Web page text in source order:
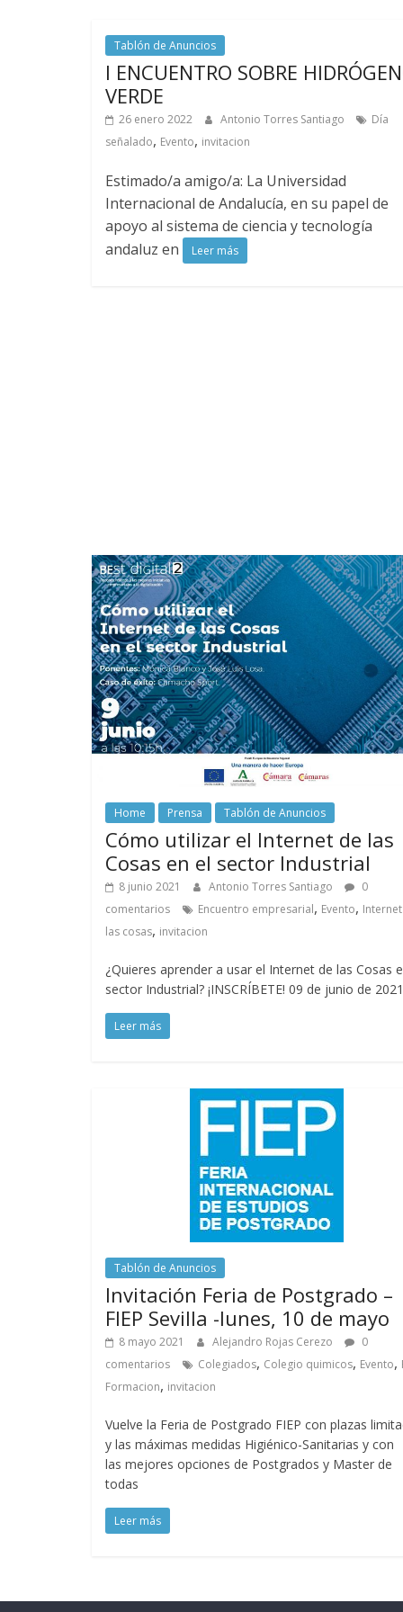
Tablón de Anuncios
I ENCUENTRO SOBRE
VERDE
26 enero 2022 Antonio Torres Santiago
Día
señalado, Evento, invitacion
Estimado/a amigo/a: La Universidad
Internacional de Andalucía, en su papel de
apoyo al sistema de ciencia y tecnología
andaluz en
Leer más
Home Prensa Tablón de Anuncios
Cómo utilizar el Internet de las
Cosas en el sector Industrial
8 junio 2021 Antonio Torres Santiago
0
comentarios
Encuentro empresarial, Evento,
las cosas, invitacion
¿Quieres aprender a usar el Internet de las Cosas
sector Industrial? ¡INSCRÍBETE! 09 de junio de
Leer más
Tablón de Anuncios
Invitación Feria de Postgrado –
FIEP Sevilla -lunes, 10 de mayo
8 mayo 2021 Alejandro Rojas Cerezo
0
comentarios
Colegiados, Colegio quimicos, Evento,
Formacion, invitacion
Vuelve la Feria de Postgrado FIEP con plazas
y las máximas medidas Higiénico-Sanitarias y con
las mejores opciones de Postgrados y Master de
todas
Leer más